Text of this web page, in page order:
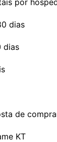
dias
dias
de
KT